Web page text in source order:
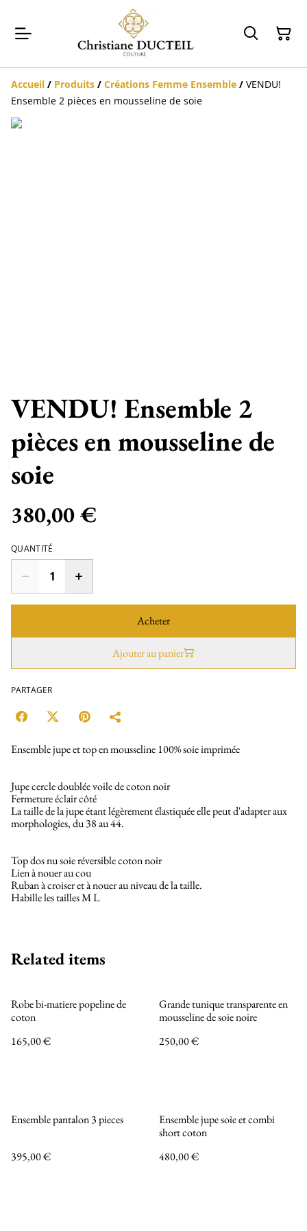
Accueil / Produits / Créations Femme Ensemble / VENDU!
Ensemble 2 pièces en mousseline de soie
VENDU! Ensemble 2
pièces en mousseline de
soie
380,00 €
QUANTITÉ
Acheter
Ajouter au panier
PARTAGER
Ensemble jupe et top en mousseline 100% soie imprimée
Jupe cercle doublée voile de coton noir
Fermeture éclair côté
La taille de la jupe étant légèrement élastiquée elle peut d'adapter aux
morphologies, du 38 au 44.
Top dos nu soie réversible coton noir
Lien à nouer au cou
Ruban à croiser et à nouer au niveau de la taille.
Habille les tailles M L
Related items
Robe bi-matiere popeline de
coton
165,00 €
Grande tunique transparente en
mousseline de soie noire
250,00 €
Ensemble pantalon 3 pieces
395,00 €
Ensemble jupe soie et combi
short coton
480,00 €